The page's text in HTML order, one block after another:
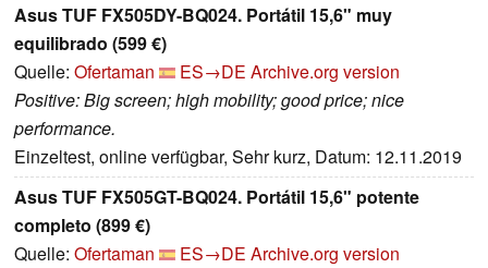
Asus TUF FX505DY-BQ024. Portátil 15,6" muy
equilibrado (599 €)
Quelle: Ofertaman ES→DE Archive.org version
Positive: Big screen; high mobility; good price; nice
performance.
Einzeltest, online verfügbar, Sehr kurz, Datum: 12.11.2019
Asus TUF FX505GT-BQ024. Portátil 15,6" potente
completo (899 €)
Quelle: Ofertaman ES→DE Archive.org version